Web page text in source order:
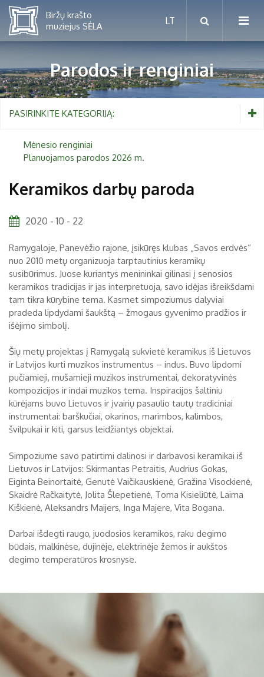
Mėnesio renginiai
Vaikams nuo 5 iki 10 metų
Šeimoms
Biržai ir Radvilos
Biržų tvirtovės arsenalas
Religijos
Biržai XX a.
RUGPJŪTIS2026
1
3
4 5 6 7 8
10
11 12 13 14
17
18 19 20
24
25 26 27 28 29
31
Parodos ir renginiai
PASIRINKITE KATEGORIJĄ:
Mėnesio renginiai
Planuojamos parodos 2026 m.
Keramikos darbų paroda
2020 - 10 - 22
Ramygaloje, Panevėžio rajone, įsikūręs klubas „Savos erdvės“
nuo 2010 metų organizuoja tarptautinius keramikų
susibūrimus. Juose kuriantys menininkai gilinasi į senosios
keramikos tradicijas ir jas interpretuoja, savo idėjas išreikšdami
tam tikra kūrybine tema. Kasmet simpoziumus dalyviai
pradeda lipdydami šaukštą – žmogaus gyvenimo pradžios ir
išėjimo simbolį.
Šių metų projektas į Ramygalą sukvietė keramikus iš Lietuvos
ir Latvijos kurti muzikos instrumentus – indus. Buvo lipdomi
pučiamieji, mušamieji muzikos instrumentai, dekoratyvinės
kompozicijos ir indai muzikos tema. Inspiracijos šaltiniu
kūrėjams buvo Lietuvos ir įvairių pasaulio tautų tradiciniai
instrumentai: barškučiai, okarinos, marimbos, kalimbos,
švilpukai ir kiti, garsus leidžiantys objektai.
Simpoziume savo patirtimi dalinosi ir darbavosi keramikai iš
Lietuvos ir Latvijos: Skirmantas Petraitis, Audrius Gokas,
Eiginta Beinortaitė, Genutė Vaičikauskienė, Gražina Visockienė,
Skaidrė Račkaitytė, Jolita Šlepetienė, Toma Kisieliūtė, Laima
Kiškienė, Aleksandrs Maijers, Inga Majere, Vita Bogana.
Darbai išdegti raugo, juodosios keramikos, raku degimo
būdais, malkinėse, dujinėje, elektrinėje žemos ir aukštos
degimo temperatūros krosnyse.